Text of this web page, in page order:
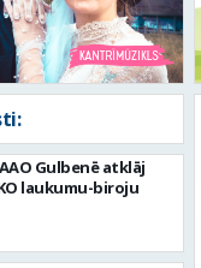
Gulbenē atklāj
laukumu-biroju